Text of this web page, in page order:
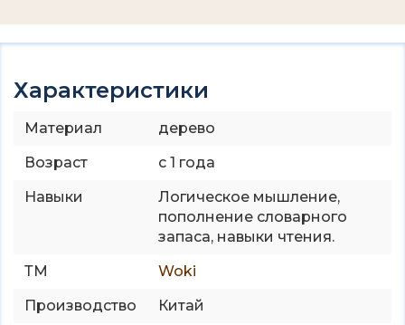
Характеристики
Материал
дерево
Возраст
с 1 года
Навыки
Логическое мышление,
пополнение словарного
запаса, навыки чтения.
ТМ
Woki
Производство
Китай